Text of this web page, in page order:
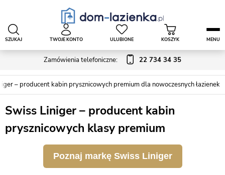
Zamówienia telefoniczne: 22 734 34 35
SZUKAJ TWOJE KONTO ULUBIONE KOSZYK MENU
– producent kabin prysznicowych premium dla nowoczesnych łazienek
Swiss Liniger – producent kabin
prysznicowych klasy premium
Poznaj markę Swiss Liniger